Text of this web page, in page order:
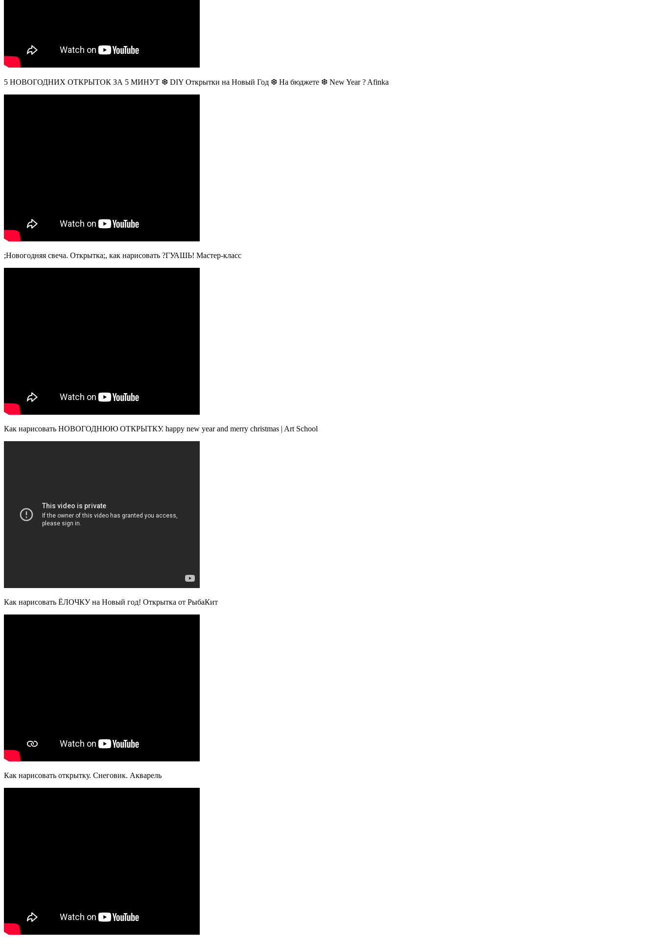
5 НОВОГОДНИХ ОТКРЫТОК ЗА 5 МИНУТ ❆ DIY Открытки на Новый Год ❆ На бюджете ❆ New Year ? Afinka
;Новогодняя свеча. Открытка;, как нарисовать ?ГУАШЬ! Мастер-класс
Как нарисовать НОВОГОДНЮЮ ОТКРЫТКУ. happy new year and merry christmas | Art School
Как нарисовать ЁЛОЧКУ на Новый год! Открытка от РыбаКит
Как нарисовать открытку. Снеговик. Акварель